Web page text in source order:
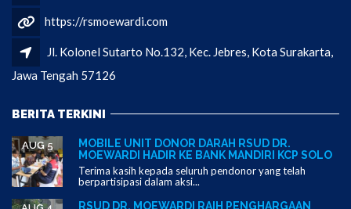
https://rsmoewardi.com
Jl. Kolonel Sutarto No.132, Kec. Jebres, Kota Surakarta,
Jawa Tengah 57126
BERITA TERKINI
MOBILE UNIT DONOR DARAH RSUD DR.
MOEWARDI HADIR KE BANK MANDIRI KCP SOLO
AUG 5
Terima kasih kepada seluruh pendonor yang telah
berpartisipasi dalam aksi...
RSUD DR. MOEWARDI RAIH PENGHARGAAN